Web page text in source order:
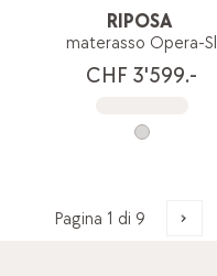
RIPOSA
materasso Opera-Sl
CHF 3'599.-